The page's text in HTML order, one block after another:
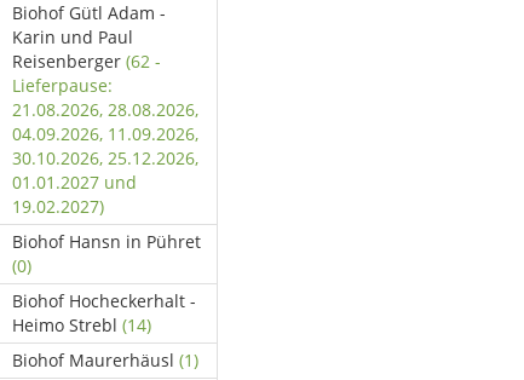
Biohof Gütl Adam -
Karin und Paul
Reisenberger (62 -
Lieferpause:
21.08.2026, 28.08.2026,
04.09.2026, 11.09.2026,
30.10.2026, 25.12.2026,
01.01.2027 und
19.02.2027)
Biohof Hansn in Pühret
(0)
Biohof Hocheckerhalt -
Heimo Strebl (14)
Biohof Maurerhäusl (1)